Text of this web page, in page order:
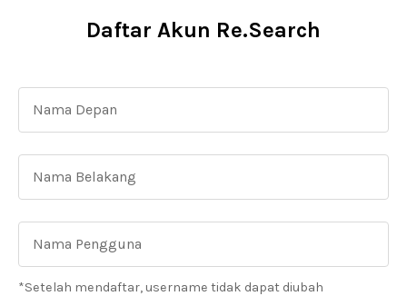
Daftar Akun Re.Search
*Setelah mendaftar, username tidak dapat diubah